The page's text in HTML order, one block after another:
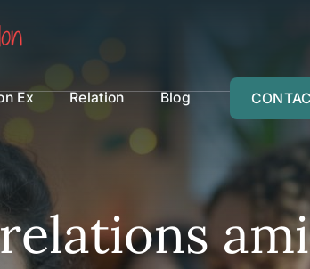
Ex Relation Blog